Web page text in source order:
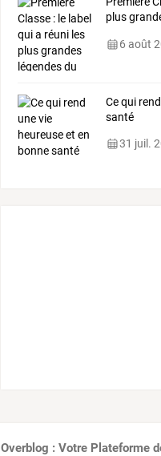
plus
6 août
Ce qui
santé
31 juil.
Overblog : Votre Plateforme